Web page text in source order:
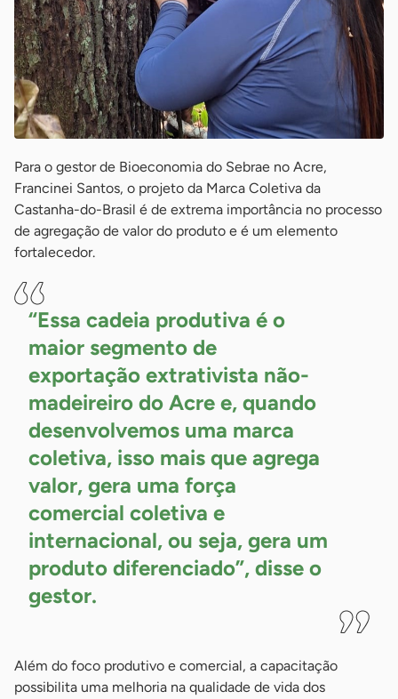
Para o gestor de Bioeconomia do Sebrae no Acre,
Francinei Santos, o projeto da Marca Coletiva da
Castanha-do-Brasil é de extrema importância no processo
de agregação de valor do produto e é um elemento
fortalecedor.
“Essa cadeia produtiva é o
maior segmento de
exportação extrativista não-
madeireiro do Acre e, quando
desenvolvemos uma marca
coletiva, isso mais que agrega
valor, gera uma força
comercial coletiva e
internacional, ou seja, gera um
produto diferenciado”, disse o
gestor.
Além do foco produtivo e comercial, a capacitação
possibilita uma melhoria na qualidade de vida dos